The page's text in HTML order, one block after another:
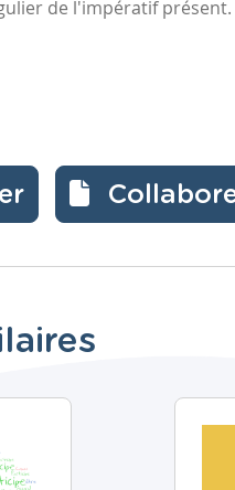
de l'impératif présent.